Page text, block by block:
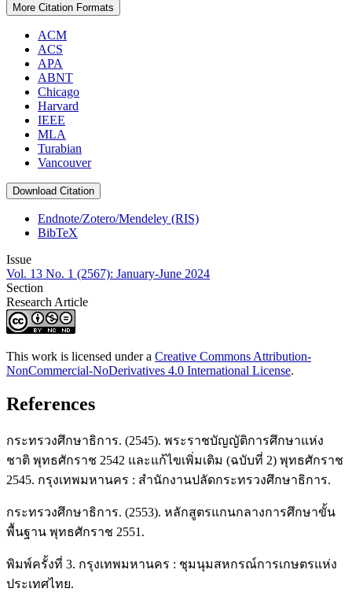
More Citation Formats
ACM
ACS
APA
ABNT
Chicago
Harvard
IEEE
MLA
Turabian
Vancouver
Download Citation
Endnote/Zotero/Mendeley (RIS)
BibTeX
Issue
Vol. 13 No. 1 (2567): January-June 2024
Section
Research Article
This work is licensed under a Creative Commons Attribution-
NonCommercial-NoDerivatives 4.0 International License.
References
กระทรวงศึกษาธิการ. (2545). พระราชบัญญัติการศึกษาแห่ง
ชาติ พุทธศักราช 2542 และแก้ไขเพิ่มเติม (ฉบับที่ 2) พุทธศักราช
2545. กรุงเทพมหานคร : สำนักงานปลัดกระทรวงศึกษาธิการ.
กระทรวงศึกษาธิการ. (2553). หลักสูตรแกนกลางการศึกษาขั้น
พื้นฐาน พุทธศักราช 2551.
พิมพ์ครั้งที่ 3. กรุงเทพมหานคร : ชุมนุมสหกรณ์การเกษตรแห่ง
ประเทศไทย.